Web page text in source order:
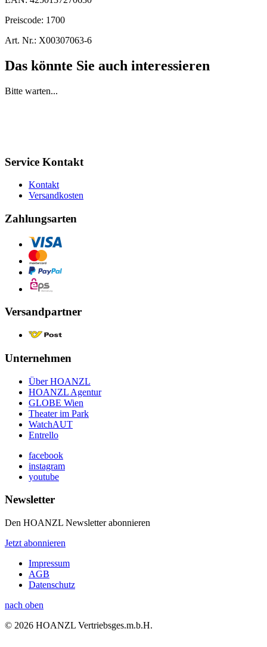
Preiscode: 1700
Art. Nr.: X00307063-6
Das könnte Sie auch interessieren
Bitte warten...
Service Kontakt
Kontakt
Versandkosten
Zahlungsarten
Versandpartner
Unternehmen
Über HOANZL
HOANZL Agentur
GLOBE Wien
Theater im Park
WatchAUT
Entrello
facebook
instagram
youtube
Newsletter
Den HOANZL Newsletter abonnieren
Jetzt abonnieren
Impressum
AGB
Datenschutz
nach oben
© 2026 HOANZL Vertriebsges.m.b.H.